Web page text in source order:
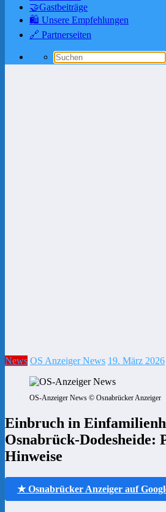
🤝Gastbeiträge
🛍️ Unsere Empfehlungen
🔗 Partnerseiten
News OS Anzeiger News 19. März 2026
OS-Anzeiger News © Osnabrücker Anzeiger
Einbruch in
Osnabrück-Dodesheide:
Hinweise
★ Osnabrücker Anzeiger auf